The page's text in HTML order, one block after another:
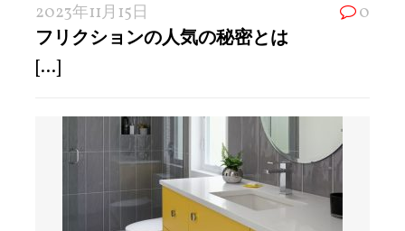
2023年11月15日 0
フリクションの人気の秘密とは
[...]